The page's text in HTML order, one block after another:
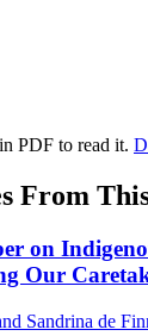
PDF to read it.
From
on
Our
Sandrina de